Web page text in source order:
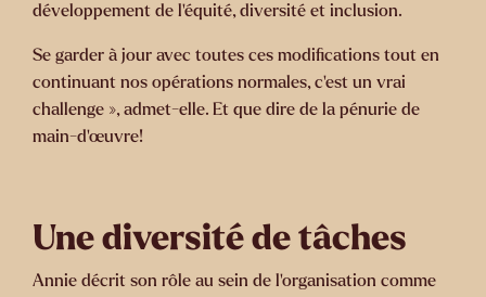
développement de l’équité, diversité et inclusion.
Se garder à jour avec toutes ces modifications tout en
continuant nos opérations normales, c’est un vrai
challenge », admet-elle. Et que dire de la pénurie de
main-d’œuvre!
Une diversité de tâches
Annie décrit son rôle au sein de l’organisation comme